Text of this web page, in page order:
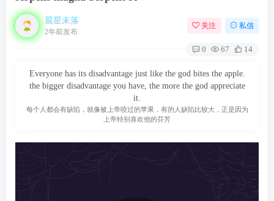
晨星未落
2年前发布
关注 私信
0 67 14
Everyone has its disadvantage just like the god bites the apple.
the bigger disadvantage you have, the more the god appreciate
it.
每个人都会有缺陷，就像被上帝咬过的苹果，有的人缺陷比较大，正是因为
上帝特别喜欢他的芬芳